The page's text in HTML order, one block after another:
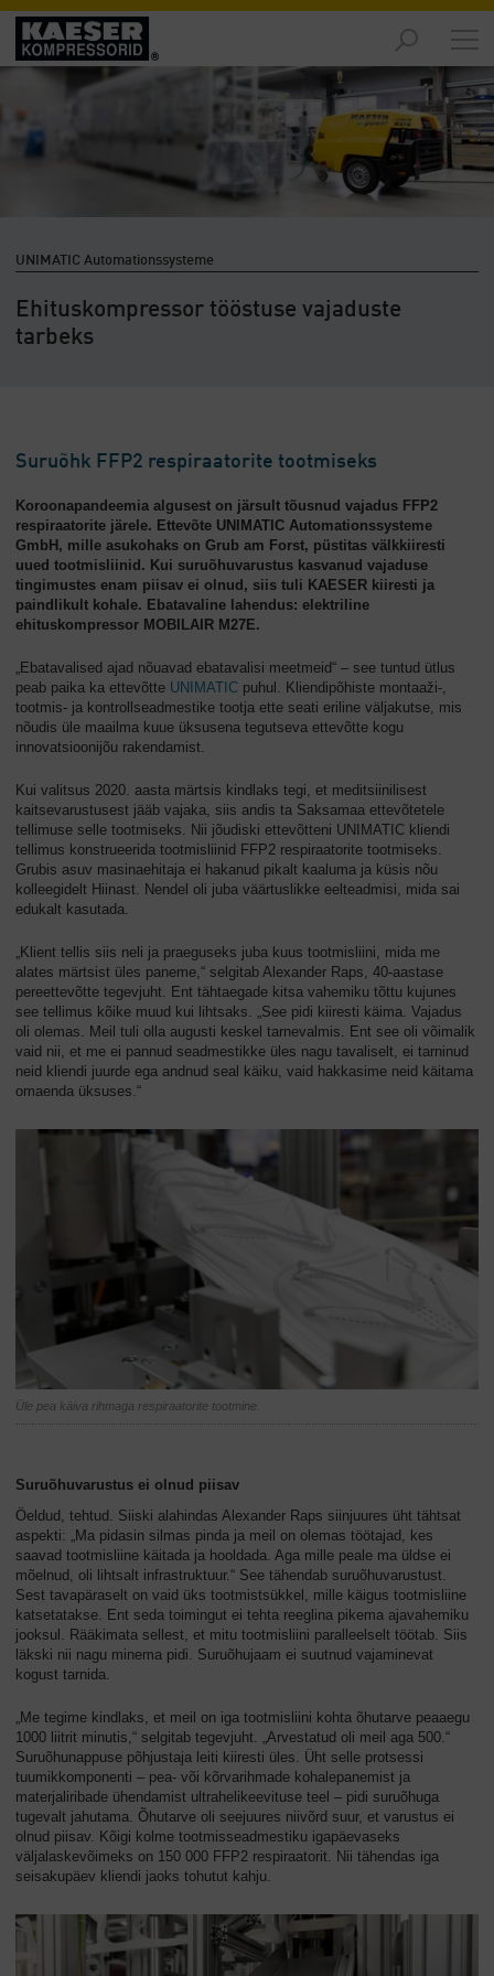
Turud
Ülevaade
Tooted
Lahendused
-
Ülevaade
Teenused
-
UNIMATIC Automationssysteme
Ehituskompressor tööstuse vajaduste
tarbeks
Suruõhk FFP2 respiraatorite tootmiseks
Koroonapandeemia algusest on järsult tõusnud vajadus FFP2
respiraatorite järele. Ettevõte UNIMATIC Automationssysteme
GmbH, mille asukohaks on Grub am Forst, püstitas välkkiiresti
uued tootmisliinid. Kui suruõhuvarustus kasvanud vajaduse
tingimustes enam piisav ei olnud, siis tuli KAESER kiiresti ja
paindlikult kohale. Ebatavaline lahendus: elektriline
ehituskompressor MOBILAIR M27E.
„Ebatavalised ajad nõuavad ebatavalisi meetmeid“ – see tuntud ütlus
peab paika ka ettevõtte UNIMATIC puhul. Kliendipõhiste montaaži-,
tootmis- ja kontrollseadmestike tootja ette seati eriline väljakutse, mis
nõudis üle maailma kuue üksusena tegutseva ettevõtte kogu
innovatsioonijõu rakendamist.
Kui valitsus 2020. aasta märtsis kindlaks tegi, et meditsiinilisest
kaitsevarustusest jääb vajaka, siis andis ta Saksamaa ettevõtetele
tellimuse selle tootmiseks. Nii jõudiski ettevõtteni UNIMATIC kliendi
tellimus konstrueerida tootmisliinid FFP2 respiraatorite tootmiseks.
Grubis asuv masinaehitaja ei hakanud pikalt kaaluma ja küsis nõu
kolleegidelt Hiinast. Nendel oli juba väärtuslikke eelteadmisi, mida sai
edukalt kasutada.
„Klient tellis siis neli ja praeguseks juba kuus tootmisliini, mida me
alates märtsist üles paneme,“ selgitab Alexander Raps, 40-aastase
pereettevõtte tegevjuht. Ent tähtaegade kitsa vahemiku tõttu kujunes
see tellimus kõike muud kui lihtsaks. „See pidi kiiresti käima. Vajadus
oli olemas. Meil tuli olla augusti keskel tarnevalmis. Ent see oli võimalik
vaid nii, et me ei pannud seadmestikke üles nagu tavaliselt, ei tarninud
neid kliendi juurde ega andnud seal käiku, vaid hakkasime neid käitama
omaenda üksuses.“
Üle pea käiva rihmaga respiraatorite tootmine.
Suruõhuvarustus ei olnud piisav
Öeldud, tehtud. Siiski alahindas Alexander Raps siinjuures üht tähtsat
aspekti: „Ma pidasin silmas pinda ja meil on olemas töötajad, kes
saavad tootmisliine käitada ja hooldada. Aga mille peale ma üldse ei
mõelnud, oli lihtsalt infrastruktuur.“ See tähendab suruõhuvarustust.
Sest tavapäraselt on vaid üks tootmistsükkel, mille käigus tootmisliine
katsetatakse. Ent seda toimingut ei tehta reeglina pikema ajavahemiku
jooksul. Rääkimata sellest, et mitu tootmisliini paralleelselt töötab. Siis
läkski nii nagu minema pidi. Suruõhujaam ei suutnud vajaminevat
kogust tarnida.
„Me tegime kindlaks, et meil on iga tootmisliini kohta õhutarve peaaegu
1000 liitrit minutis,“ selgitab tegevjuht. „Arvestatud oli meil aga 500.“
Suruõhunappuse põhjustaja leiti kiiresti üles. Üht selle protsessi
tuumikkomponenti – pea- või kõrvarihmade kohalepanemist ja
materjaliribade ühendamist ultrahelikeevituse teel – pidi suruõhuga
tugevalt jahutama. Õhutarve oli seejuures niivõrd suur, et varustus ei
olnud piisav. Kõigi kolme tootmisseadmestiku igapäevaseks
väljalaskevõimeks on 150 000 FFP2 respiraatorit. Nii tähendas iga
seisakupäev kliendi jaoks tohutut kahju.